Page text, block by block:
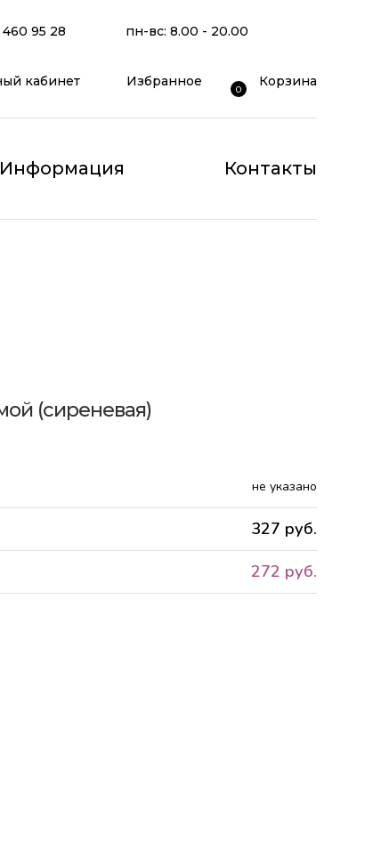
460 95 28 пн-вс: 8.00 - 20.00
кабинет Избранное
0
Корзина
Информация Контакты
(сиреневая)
не указано
327 руб.
272 руб.